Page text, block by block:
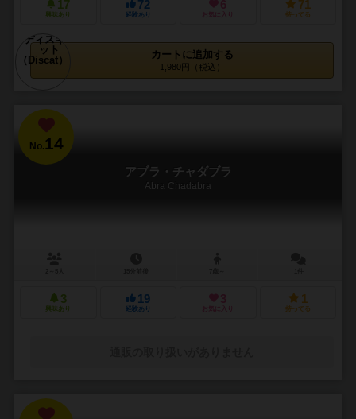
17
興味あり
72
経験あり
6
お気に入り
71
持ってる
カートに追加する
1,980円（税込）
No.14
アブラ・チャダブラ
Abra Chadabra
3
興味あり
19
経験あり
3
お気に入り
1
持ってる